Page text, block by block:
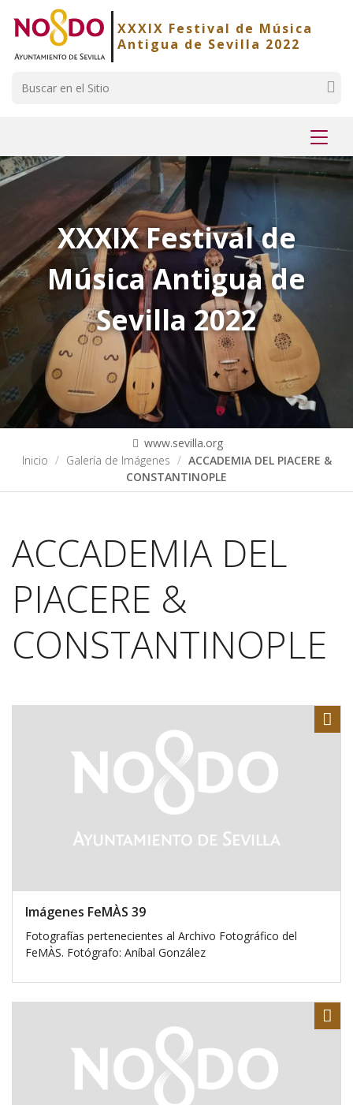
Saltar al contenido
Saltar a la navegación
Información de contactoXXXIX Festival de Música
Antigua de Sevilla 2022
menú
XXXIX Festival de
Música Antigua de
Sevilla 2022
www.sevilla.org
Inicio
Galería de Imágenes
ACCADEMIA DEL PIACERE &
CONSTANTINOPLE
ACCADEMIA DEL
PIACERE &
CONSTANTINOPLE
Imágenes FeMÀS 39
Fotografías pertenecientes al Archivo Fotográfico del
FeMÀS. Fotógrafo: Aníbal González